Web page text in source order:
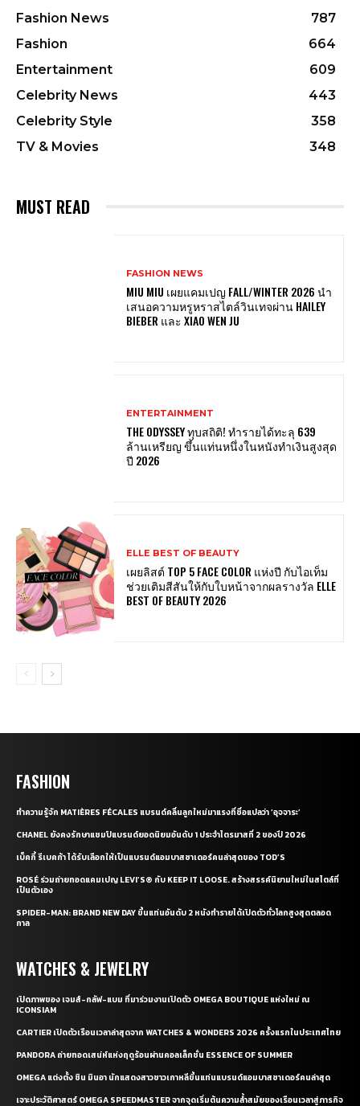
Fashion News
787
Fashion
664
Entertainment
609
Celebrity News
443
Celebrity Style
358
TV & Movies
348
MUST READ
FASHION NEWS
MIU MIU เผยแคมเปญ FALL/WINTER 2026 นำ
เสนอความหรูหราสไตล์วินเทจผ่าน HAILEY
BIEBER และ XIAO WEN JU
ENTERTAINMENT
THE ODYSSEY ทุบสถิติ! ทำรายได้ทะลุ 639
ล้านเหรียญ ขึ้นแท่นหนึ่งในหนังทำเงินสูงสุด
ปี 2026
ELLE BEST OF BEAUTY
เผยลิสต์ TOP 5 FACE COLOR แห่งปี กับไอเท็ม
ช่วยเติมสีสันให้กับใบหน้าจากผลรางวัล ELLE
BEST OF BEAUTY 2026
FASHION
ทำความรู้จัก MATIÈRES FÉCALES แบรนด์คลื่นลูกใหม่มาแรงที่ชื่อแปลว่า ‘อุจจาระ’
CHANEL ยังคงรักษาแชมป์แบรนด์ยอดนิยมอันดับ 1 ประจำไตรมาสที่ 2 ของปี 2026
เบ็คกี้ รีเบคก้า ได้รับเลือกให้เป็นแบรนด์แอมบาสซาเดอร์คนล่าสุดของ TOD’S
ROSÉ ร่วมถ่ายทอดแคมเปญ LEVI’S® กับ KEEP IT LOOSE. สร้างสรรค์นิยามใหม่ในสไตล์ที่
เป็นตัวเอง
SPIDER-MAN: BRAND NEW DAY ขึ้นแท่นอันดับ 2 หนังทำรายได้เปิดตัวทั่วโลกสูงสุดตลอด
กาล
WATCHES & JEWELRY
เปิดภาพของ เจมส์-กลัฟ-แบม ที่มาร่วมงานเปิดตัว OMEGA BOUTIQUE แห่งใหม่ ณ
ICONSIAM
CARTIER เปิดตัวเรือนเวลาล่าสุดจาก WATCHES & WONDERS 2026 ครั้งแรกในประเทศไทย
PANDORA ถ่ายทอดเสน่ห์แห่งฤดูร้อนผ่านคอลเล็กชั่น ESSENCE OF SUMMER
OMEGA แต่งตั้ง ชิน มินอา นักแสดงสาวชาวเกาหลีขึ้นแท่นแบรนด์แอมบาสซาเดอร์คนล่าสุด
เจาะประวัติศาสตร์ OMEGA SPEEDMASTER จากจุดเริ่มต้นความล้ำสมัยของเรือนเวลาสู่ภารกิจ